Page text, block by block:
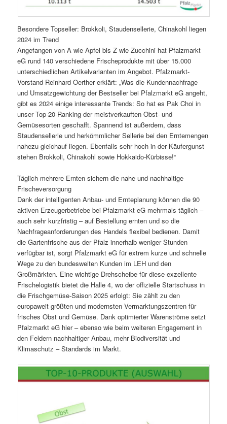
Besondere Topseller: Brokkoli, Staudensellerie, Chinakohl liegen
2024 im Trend
Angefangen von A wie Apfel bis Z wie Zucchini hat Pfalzmarkt
eG rund 140 verschiedene Frischeprodukte mit über 15.000
unterschiedlichen Artikelvarianten im Angebot. Pfalzmarkt-
Vorstand Reinhard Oerther erklärt: „Was die Kundennachfrage
und Umsatzgewichtung der Bestseller bei Pfalzmarkt eG angeht,
gibt es 2024 einige interessante Trends: So hat es Pak Choi in
unser Top-20-Ranking der meistverkauften Obst- und
Gemüsesorten geschafft. Spannend ist außerdem, dass
Staudensellerie und herkömmlicher Sellerie bei den Erntemengen
nahezu gleichauf liegen. Ebenfalls sehr hoch in der Käufergunst
stehen Brokkoli, Chinakohl sowie Hokkaido-Kürbisse!“
Täglich mehrere Ernten sichern die nahe und nachhaltige
Frischeversorgung
Dank der intelligenten Anbau- und Ernteplanung können die 90
aktiven Erzeugerbetriebe bei Pfalzmarkt eG mehrmals täglich –
auch sehr kurzfristig – auf Bestellung ernten und so die
Nachfrageanforderungen des Handels flexibel bedienen. Damit
die Gartenfrische aus der Pfalz innerhalb weniger Stunden
verfügbar ist, sorgt Pfalzmarkt eG für extrem kurze und schnelle
Wege zu den bundesweiten Kunden im LEH und den
Großmärkten. Eine wichtige Drehscheibe für diese exzellente
Frischelogistik bietet die Halle 4, wo der offizielle Startschuss in
die Frischgemüse-Saison 2025 erfolgt: Sie zählt zu den
europaweit größten und modernsten Vermarktungszentren für
frisches Obst und Gemüse. Dank optimierter Warenströme setzt
Pfalzmarkt eG hier – ebenso wie beim weiteren Engagement in
den Feldern nachhaltiger Anbau, mehr Biodiversität und
Klimaschutz – Standards im Markt.